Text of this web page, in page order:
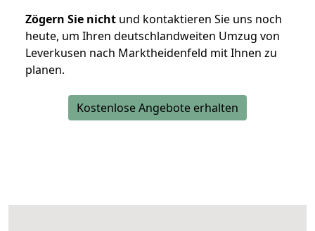
Zögern Sie nicht und kontaktieren Sie uns noch
heute, um Ihren deutschlandweiten Umzug von
Leverkusen nach Marktheidenfeld mit Ihnen zu
planen.
Kostenlose Angebote erhalten